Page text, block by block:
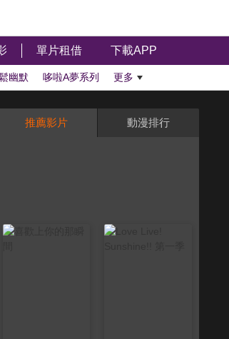
單片租借 下載APP
幽默 哆啦A夢系列 更多
推薦影片 動漫排行